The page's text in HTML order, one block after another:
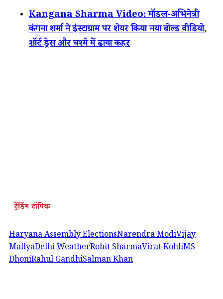
Kangana Sharma Video: मॉडल-अभिनेत्री
कंगना शर्मा ने इंस्टाग्राम पर शेयर किया नया बोल्ड वीडियो,
शॉर्ट ड्रेस और चश्मे में ढाया कहर
ट्रेंडिंग टॉपिक
Haryana Assembly ElectionsNarendra ModiVijay
MallyaDelhi WeatherRohit SharmaVirat KohliMS
DhoniRahul GandhiSalman Khan